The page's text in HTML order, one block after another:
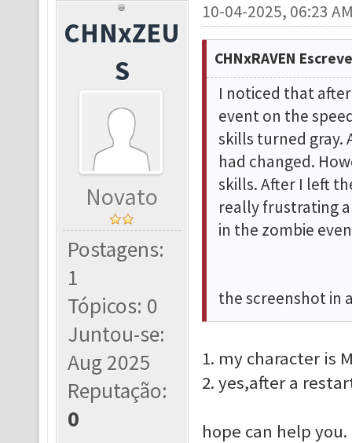
CHNxZEU
S
Novato
Postagens:
1
Tópicos: 0
Juntou-se:
Aug 2025
Reputação:
0
10-04-2025, 06:23
CHNxRAVEN
I noticed that
event on the
skills turned gray.
had changed.
skills. After I left
really frustrating
in the zombie
the screenshot in
1. my character is
2. yes,after a
hope can help you.